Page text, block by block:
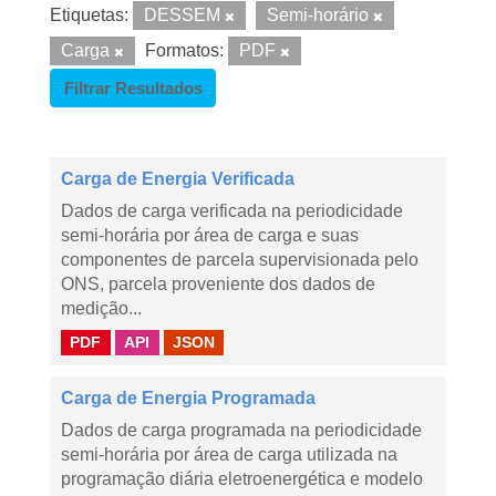
Etiquetas: DESSEM
Semi-horário
Carga
Formatos:
PDF
Filtrar Resultados
Carga de Energia Verificada
Dados de carga verificada na periodicidade
semi-horária por área de carga e suas
componentes de parcela supervisionada pelo
ONS, parcela proveniente dos dados de
medição...
PDF API JSON
Carga de Energia Programada
Dados de carga programada na periodicidade
semi-horária por área de carga utilizada na
programação diária eletroenergética e modelo